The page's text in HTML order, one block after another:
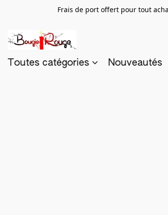
Frais de port offert pour tout
Toutes catégories Nouveautés